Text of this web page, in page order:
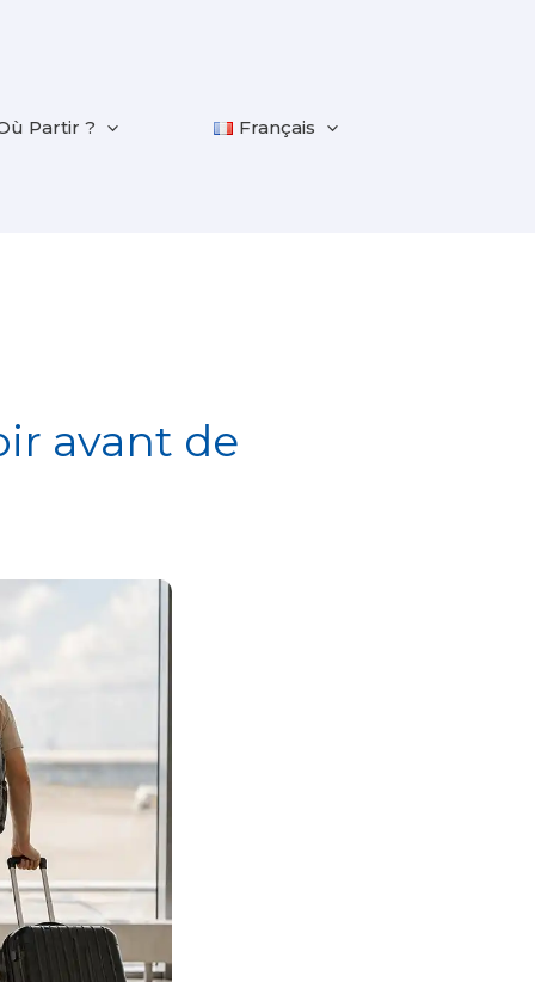
Partir ? Français
avant de